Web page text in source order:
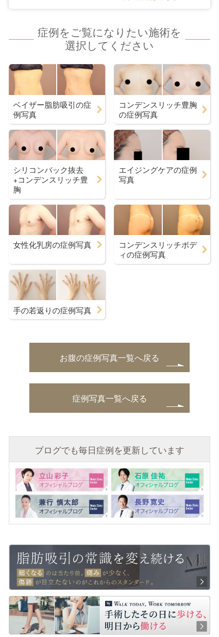
症例をご覧になりたい施術を
選択してください
ベイザー脂肪吸引の症
例写真
コンデンスリッチ豊胸
の症例写真
シリコンバック抜去
+コンデンスリッチ豊
胸
エイジングケアの症例
写真
女性化乳房の症例写真
コンデンスリッチボデ
ィの症例写真
手の若返りの症例写真
お腹の症例写真一覧へ戻る
症例写真一覧へ戻る
ブログでも毎日症例を更新しています